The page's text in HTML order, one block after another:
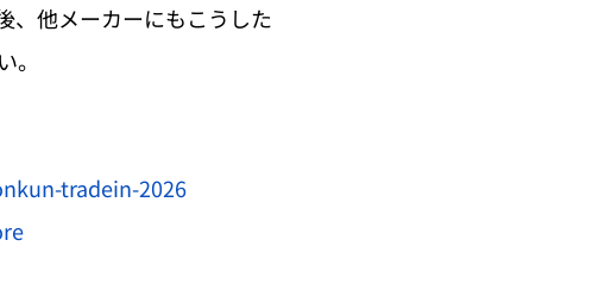
、他メーカーにもこうした
。
tradein-2026